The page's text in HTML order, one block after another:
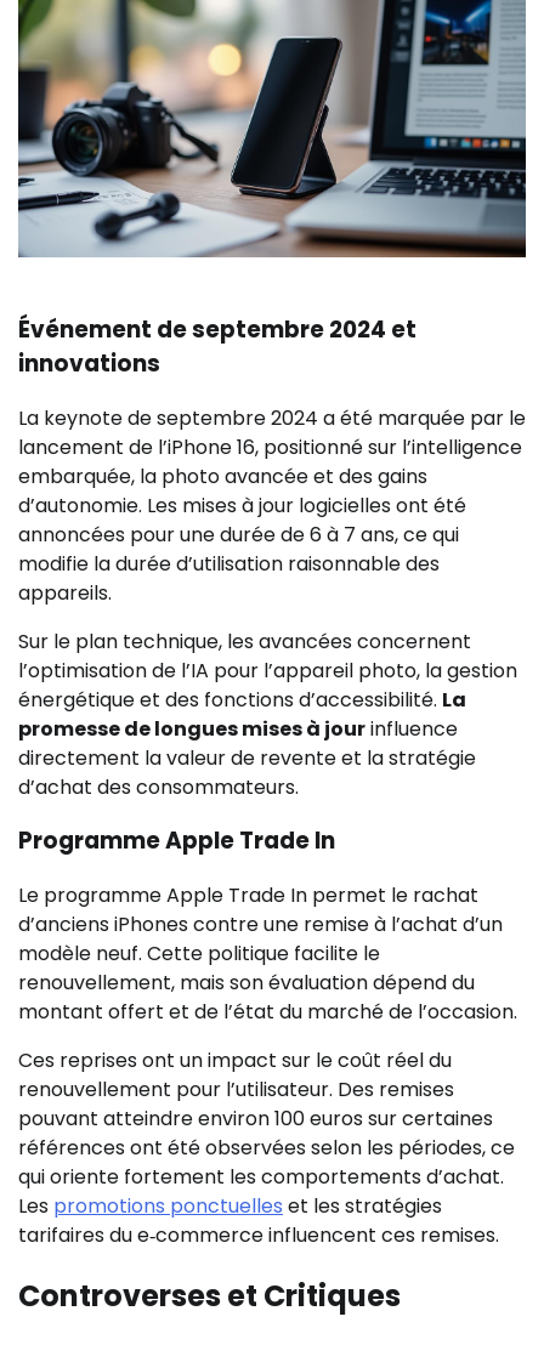
Événement de septembre 2024 et
innovations
La keynote de septembre 2024 a été marquée par le
lancement de l’iPhone 16, positionné sur l’intelligence
embarquée, la photo avancée et des gains
d’autonomie. Les mises à jour logicielles ont été
annoncées pour une durée de 6 à 7 ans, ce qui
modifie la durée d’utilisation raisonnable des
appareils.
Sur le plan technique, les avancées concernent
l’optimisation de l’IA pour l’appareil photo, la gestion
énergétique et des fonctions d’accessibilité. La
promesse de longues mises à jourinfluence
directement la valeur de revente et la stratégie
d’achat des consommateurs.
Programme Apple Trade In
Le programme Apple Trade In permet le rachat
d’anciens iPhones contre une remise à l’achat d’un
modèle neuf. Cette politique facilite le
renouvellement, mais son évaluation dépend du
montant offert et de l’état du marché de l’occasion.
Ces reprises ont un impact sur le coût réel du
renouvellement pour l’utilisateur. Des remises
pouvant atteindre environ 100 euros sur certaines
références ont été observées selon les périodes, ce
qui oriente fortement les comportements d’achat.
Les promotions ponctuelles et les stratégies
tarifaires du e‑commerce influencent ces remises.
Controverses et Critiques